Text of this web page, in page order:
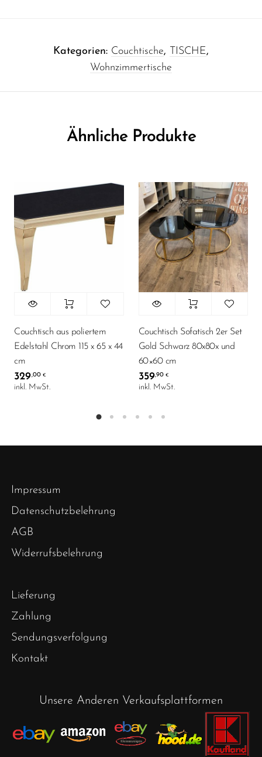
Kategorien: Couchtische, TISCHE,
Wohnzimmertische
Ähnliche Produkte
Couchtisch aus poliertem
Edelstahl Chrom 115 x 65 x 44
cm
329,00 €
inkl. MwSt.
Couchtisch Sofatisch 2er Set
Gold Schwarz 80x80x und
60×60 cm
359,90€
inkl. MwSt.
Impressum
Datenschutzbelehrung
AGB
Widerrufsbelehrung
Lieferung
Zahlung
Sendungsverfolgung
Kontakt
Unsere Anderen Verkaufsplattformen